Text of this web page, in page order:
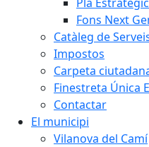
Fons Next
Catàleg de
Impostos
Carpeta
Finestreta Única
Contactar
El municipi
Vilanova del Camí